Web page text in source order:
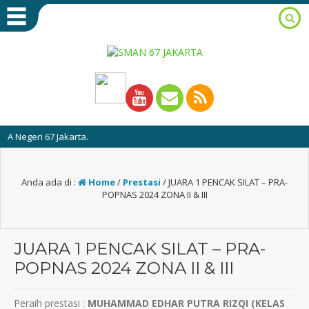
Jakarta.
Anda ada di : Home/ Prestasi /JUARA 1 PENCAK SILAT – PRA-
POPNAS 2024 ZONA II & III
JUARA 1 PENCAK SILAT – PRA-
POPNAS 2024 ZONA II & III
Peraih prestasi : MUHAMMAD EDHAR PUTRA RIZQI (KELAS